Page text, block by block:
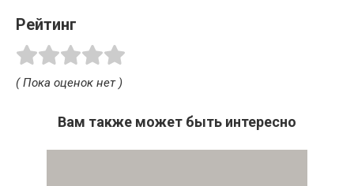
Рейтинг
( Пока оценок нет )
Вам также может быть интересно